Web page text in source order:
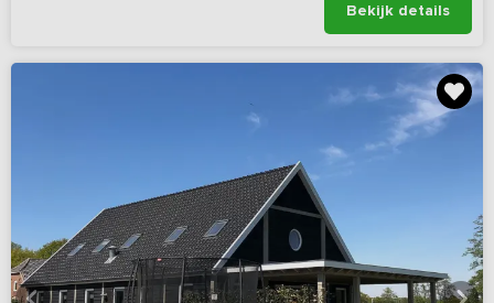
Bekijk details